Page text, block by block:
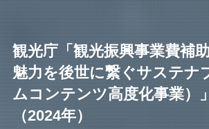
観光庁「観光振興事業費補
魅力を後世に繋ぐサステナ
ムコンテンツ高度化事業）
（2024年）